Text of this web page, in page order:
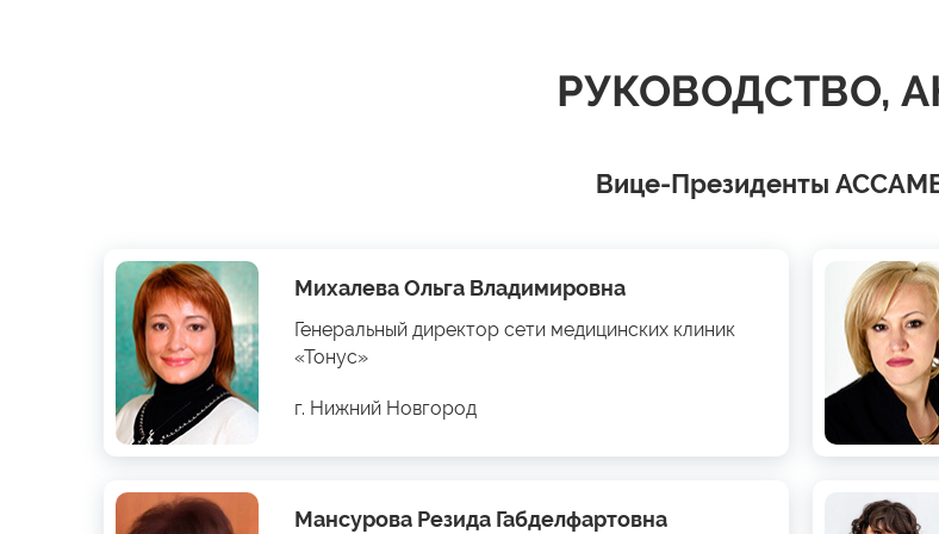
РУКОВОДСТВО,
Вице-Президенты
Михалева Ольга Владимировна
Генеральный директор сети медицинских клиник
«Тонус»
г. Нижний Новгород
Мансурова Резида Габделфартовна